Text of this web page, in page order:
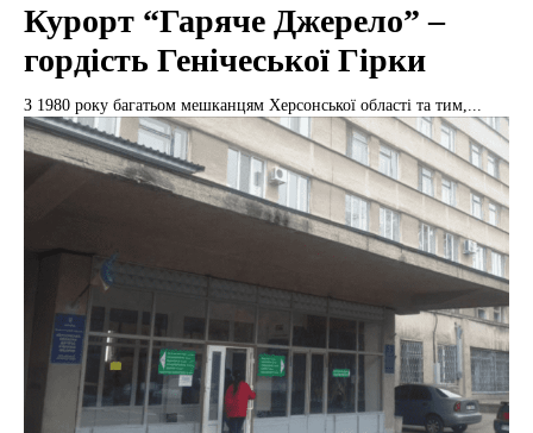
Курорт “Гаряче Джерело” –
гордість Генічеської Гірки
З 1980 року багатьом мешканцям Херсонської області та тим,...